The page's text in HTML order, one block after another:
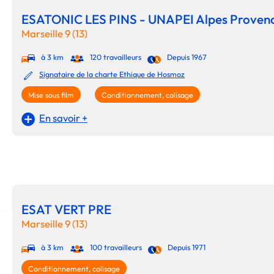
ESATONIC LES PINS - UNAPEI Alpes
Marseille 9 (13)
à 3 km 120 travailleurs
Depuis 1967
Signataire de la charte Ethique de Hosmoz
Mise sous film Conditionnement, colisage
En savoir +
ESAT VERT PRE
Marseille 9 (13)
à 3 km 100 travailleurs Depuis 1971
Conditionnement, colisage